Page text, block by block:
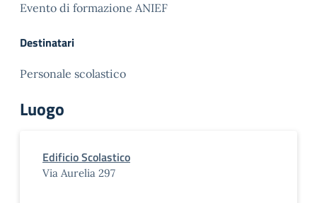
Evento di formazione ANIEF
Destinatari
Personale scolastico
Luogo
Edificio Scolastico
Via Aurelia 297